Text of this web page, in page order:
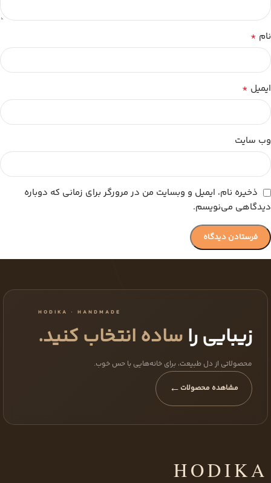
نام *
ایمیل *
وب‌ سایت
ذخیره نام، ایمیل و وبسایت من در مرورگر برای زمانی که دوباره
دیدگاهی می‌نویسم.
HODIKA · HANDMADE
زیبایی را ساده انتخاب کنید.
محصولاتی از دل طبیعت، برای خانه‌هایی با حس خوب.
مشاهده محصولات ←
HODIKA